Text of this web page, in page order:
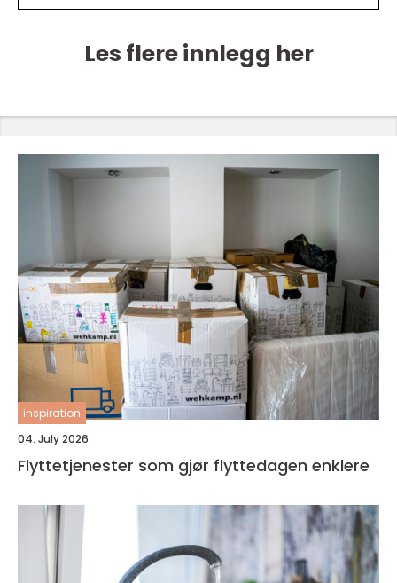
Les flere innlegg her
inspiration
04. July 2026
Flyttetjenester som gjør flyttedagen enklere